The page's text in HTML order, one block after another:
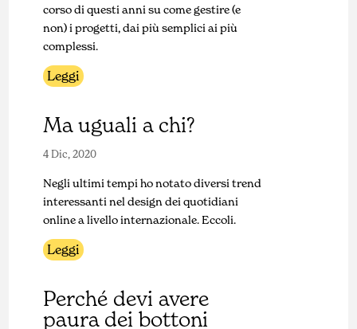
corso di questi anni su come gestire (e
non) i progetti, dai più semplici ai più
complessi.
Leggi
Ma uguali a chi?
4 Dic, 2020
Negli ultimi tempi ho notato diversi trend
interessanti nel design dei quotidiani
online a livello internazionale. Eccoli.
Leggi
Perché devi avere
paura dei bottoni